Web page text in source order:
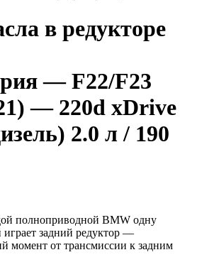
в редукторе
— F22/F23
— 220d xDrive
2.0 л / 190
полноприводной BMW одну
задний редуктор —
момент от трансмиссии к задним